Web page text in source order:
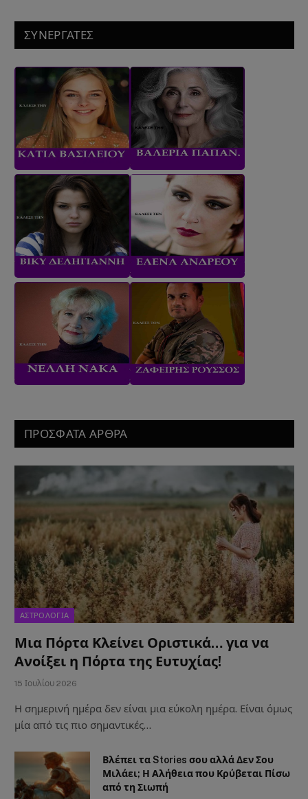
ΣΥΝΕΡΓΑΤΕΣ
ΠΡΟΣΦΑΤΑ ΑΡΘΡΑ
ΑΣΤΡΟΛΟΓΙΑ
Μια Πόρτα Κλείνει Οριστικά… για να
Ανοίξει η Πόρτα της Ευτυχίας!
15 Ιουλίου 2026
Η σημερινή ημέρα δεν είναι μια εύκολη ημέρα. Είναι όμως
μία από τις πιο σημαντικές…
Βλέπει τα Stories σου αλλά Δεν Σου
Μιλάει; Η Αλήθεια που Κρύβεται Πίσω
από τη Σιωπή